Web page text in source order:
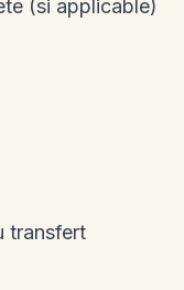
(si applicable)
transfert